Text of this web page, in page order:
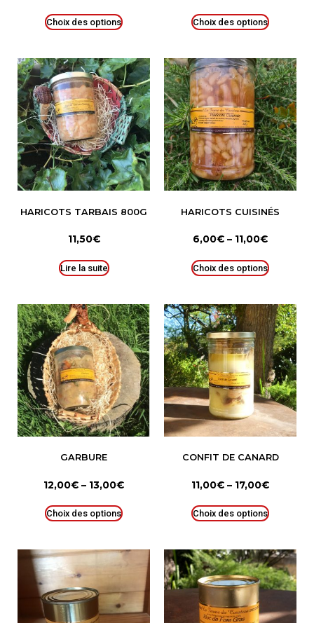
Choix des options Choix des options
HARICOTS TARBAIS 800G
11,50€
Lire la suite
HARICOTS CUISINÉS
6,00€ – 11,00€
Choix des options
GARBURE
12,00€ – 13,00€
Choix des options
CONFIT DE CANARD
11,00€ – 17,00€
Choix des options